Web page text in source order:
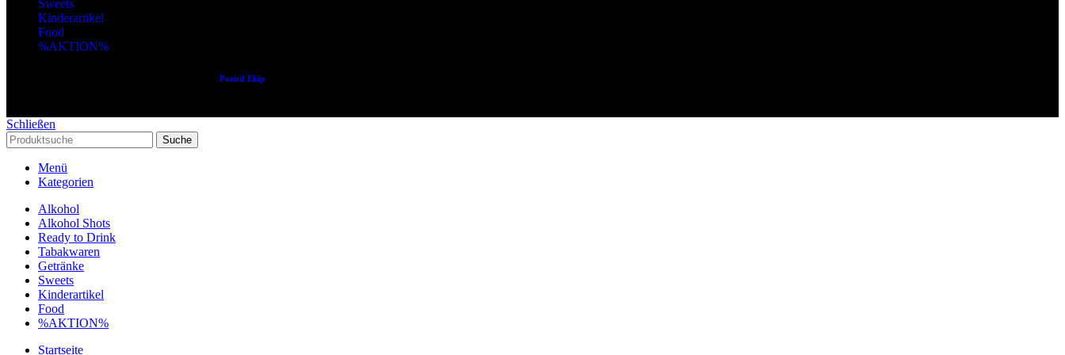
Sweets
Kinderartikel
Food
%AKTION%
Pozitif Ekip
Schließen
Suche
Menü
Kategorien
Alkohol
Alkohol Shots
Ready to Drink
Tabakwaren
Getränke
Sweets
Kinderartikel
Food
%AKTION%
Startseite